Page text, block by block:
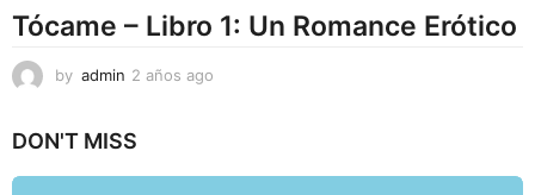
Tócame – Libro 1: Un Romance Erótico
by admin 2 años ago
DON'T MISS